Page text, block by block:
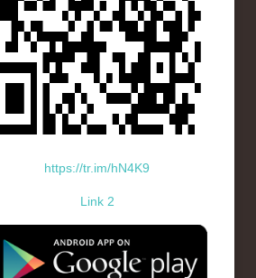
https://tr.im/hN4K9
Link 2
icon-googleplay-app-